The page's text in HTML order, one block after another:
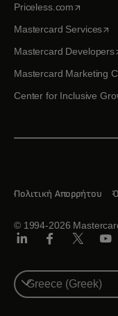
Priceless.comopens in
Mastercard Services
Mastercard Developers
Mastercard Marketing
Center for Inclusive
© 1994-2026
Πολιτική Απορρήτου
Select
a
country